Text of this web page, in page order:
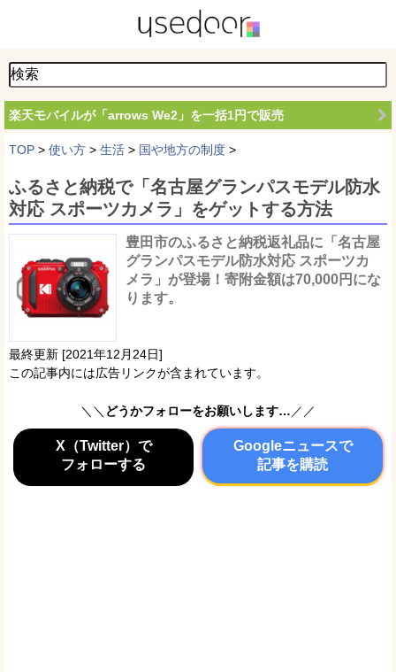
楽天モバイルが「arrows We2」を一括1円で販売
TOP > 使い方 > 生活 > 国や地方の制度 >
ふるさと納税で「名古屋グランパスモデル防水
対応 スポーツカメラ」をゲットする方法
豊田市のふるさと納税返礼品に「名古屋
グランパスモデル防水対応 スポーツカ
メラ」が登場！寄附金額は70,000円にな
ります。
最終更新 [2021年12月24日]
この記事内には広告リンクが含まれています。
＼＼ どうかフォローをお願いします… ／／
X（Twitter）で
フォローする
Googleニュースで
記事を購読